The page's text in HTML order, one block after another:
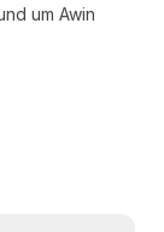
um Awin